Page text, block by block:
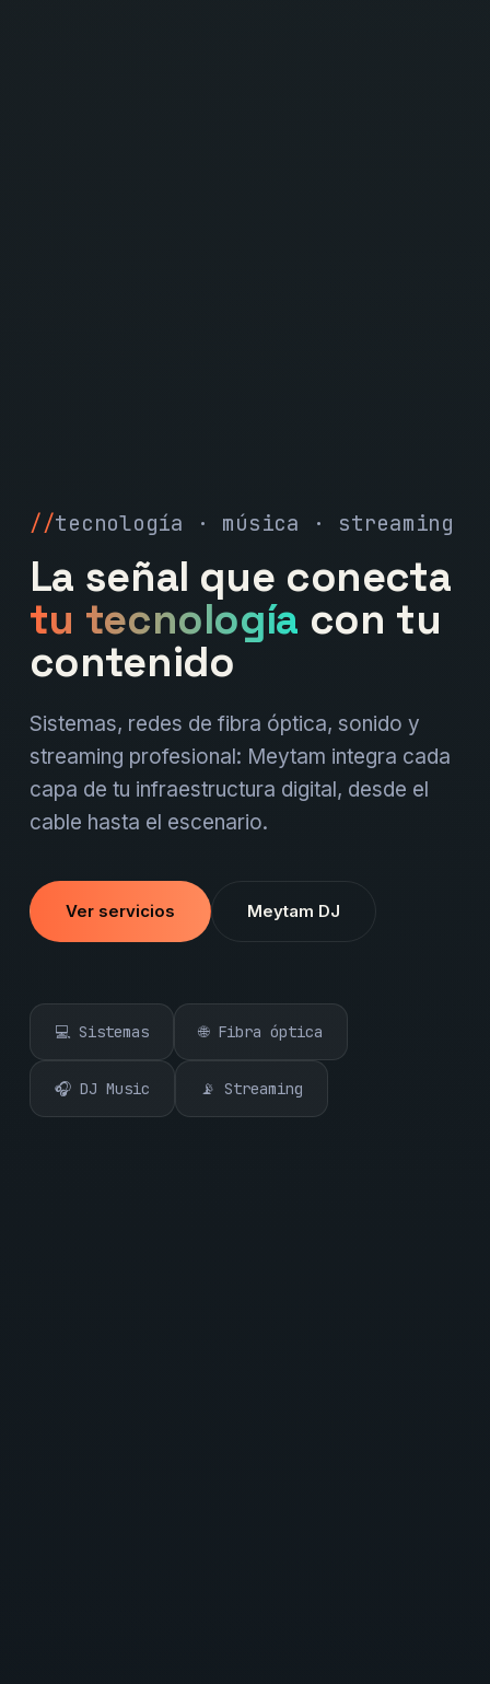
tecnología · música · streaming
La señal que conecta
tu tecnología con tu
contenido
Sistemas, redes de fibra óptica, sonido y
streaming profesional: Meytam integra cada
capa de tu infraestructura digital, desde el
cable hasta el escenario.
Ver servicios Meytam DJ
💻 Sistemas 🌐 Fibra óptica
🎧 DJ Music 📡 Streaming